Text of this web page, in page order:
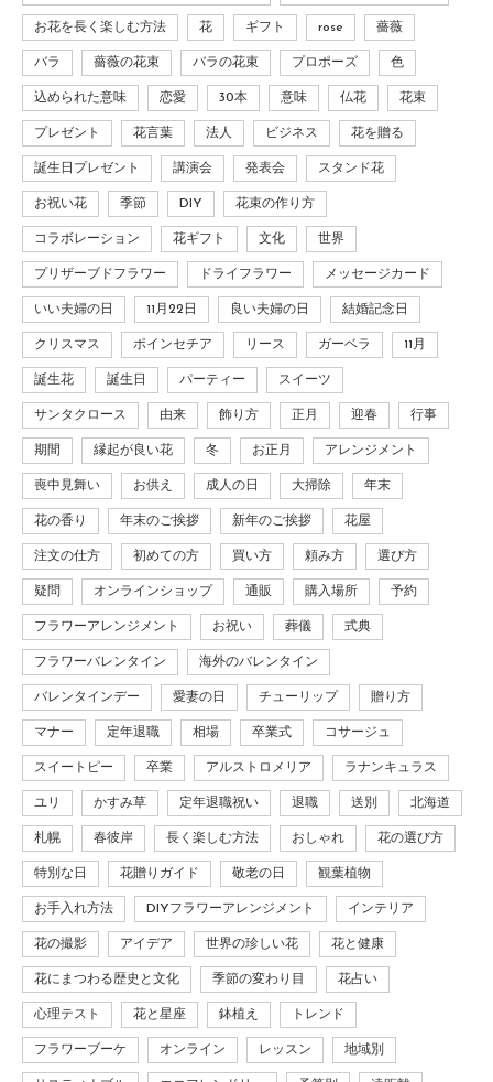
お花を長く楽しむ方法 花 ギフト rose 薔薇
バラ 薔薇の花束 バラの花束 プロポーズ 色
込められた意味 恋愛 30本 意味 仏花 花束
プレゼント 花言葉 法人 ビジネス 花を贈る
誕生日プレゼント 講演会 発表会 スタンド花
お祝い花 季節 DIY 花束の作り方
コラボレーション 花ギフト 文化 世界
プリザーブドフラワー ドライフラワー メッセージカード
いい夫婦の日 11月22日 良い夫婦の日 結婚記念日
クリスマス ポインセチア リース ガーベラ 11月
誕生花 誕生日 パーティー スイーツ
サンタクロース 由来 飾り方 正月 迎春 行事
期間 縁起が良い花 冬 お正月 アレンジメント
喪中見舞い お供え 成人の日 大掃除 年末
花の香り 年末のご挨拶 新年のご挨拶 花屋
注文の仕方 初めての方 買い方 頼み方 選び方
疑問 オンラインショップ 通販 購入場所 予約
フラワーアレンジメント お祝い 葬儀 式典
フラワーバレンタイン 海外のバレンタイン
バレンタインデー 愛妻の日 チューリップ 贈り方
マナー 定年退職 相場 卒業式 コサージュ
スイートピー 卒業 アルストロメリア ラナンキュラス
ユリ かすみ草 定年退職祝い 退職 送別 北海道
札幌 春彼岸 長く楽しむ方法 おしゃれ 花の選び方
特別な日 花贈りガイド 敬老の日 観葉植物
お手入れ方法 DIYフラワーアレンジメント インテリア
花の撮影 アイデア 世界の珍しい花 花と健康
花にまつわる歴史と文化 季節の変わり目 花占い
心理テスト 花と星座 鉢植え トレンド
フラワーブーケ オンライン レッスン 地域別